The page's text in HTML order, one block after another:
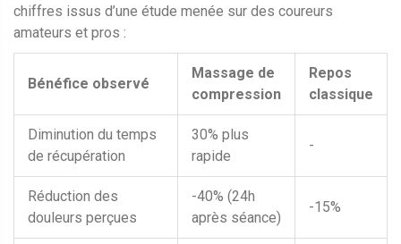
chiffres issus d’une étude menée sur des coureurs
amateurs et pros :
Bénéfice observé
Massage de
compression
Repos
classique
Diminution du temps
de récupération
30% plus
rapide
-
Réduction des
douleurs perçues
-40% (24h
après séance)
-15%